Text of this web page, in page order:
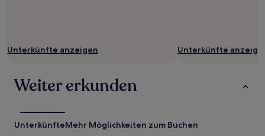
Unterkünfte anzeigen Unterkünfte
Weiter erkunden
UnterkünfteMehr Möglichkeiten zum Buchen